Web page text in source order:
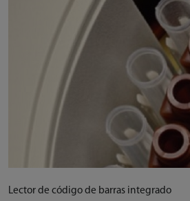
Lector de código de barras integrado